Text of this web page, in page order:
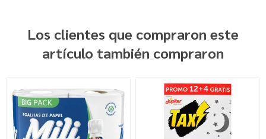
Los clientes que compraron este
artículo también compraron